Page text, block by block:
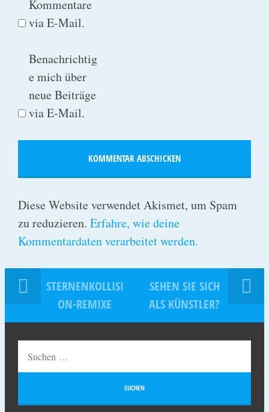
Kommentare
via E-Mail.
Benachrichtig
e mich über
neue Beiträge
via E-Mail.
Diese Website verwendet Akismet, um Spam
zu reduzieren. Erfahre, wie deine
Kommentardaten verarbeitet werden.
STERNENKOLLISI
ON-REMIXE
SEHEN SIE SICH
ALS KÜNSTLER?